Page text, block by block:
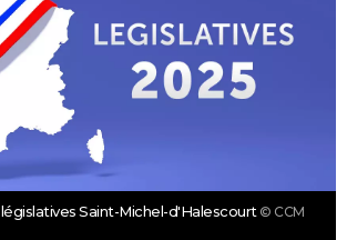
Saint-Michel-d'Halescourt © CCM